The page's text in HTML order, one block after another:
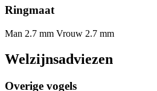
Ringmaat
Man 2.7 mm Vrouw 2.7 mm
Welzijnsadviezen
Overige vogels